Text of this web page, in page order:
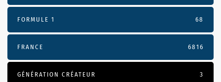
FORMULE 1 68
FRANCE 6816
GÉNÉRATION CRÉATEUR 3